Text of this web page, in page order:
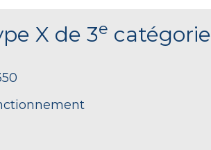
X de 3e catégorie